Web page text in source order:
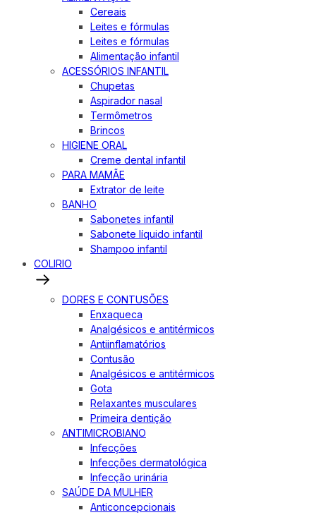
Cereais
Leites e fórmulas
Leites e fórmulas
Alimentação infantil
ACESSÓRIOS INFANTIL
Chupetas
Aspirador nasal
Termômetros
Brincos
HIGIENE ORAL
Creme dental infantil
PARA MAMÃE
Extrator de leite
BANHO
Sabonetes infantil
Sabonete líquido infantil
Shampoo infantil
COLIRIO
DORES E CONTUSÕES
Enxaqueca
Analgésicos e antitérmicos
Antiinflamatórios
Contusão
Analgésicos e antitérmicos
Gota
Relaxantes musculares
Primeira dentição
ANTIMICROBIANO
Infecções
Infecções dermatológica
Infecção urinária
SAÚDE DA MULHER
Anticoncepcionais